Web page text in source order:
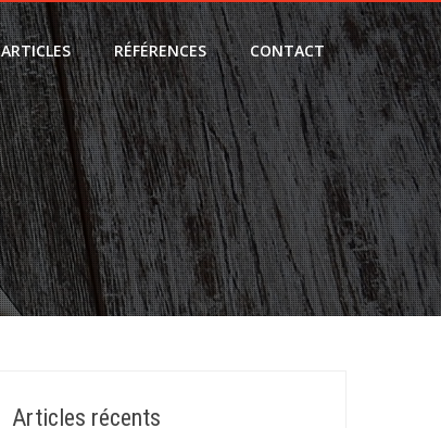
ARTICLES RÉFÉRENCES CONTACT
Articles récents